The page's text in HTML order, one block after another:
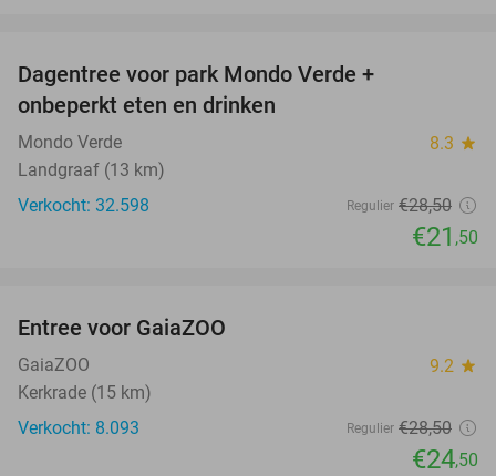
Dagentree voor park Mondo Verde +
onbeperkt eten en drinken
Mondo Verde 8.3 star
Landgraaf (13 km)
Verkocht: 32.598
Regulier €28,50
€21 ,50
Entree voor GaiaZOO
GaiaZOO 9.2 star
Kerkrade (15 km)
Verkocht: 8.093
Regulier €28,50
€24,50